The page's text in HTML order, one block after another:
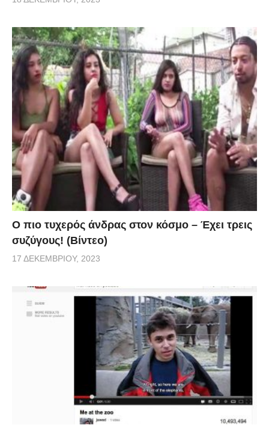
Ο πιο τυχερός άνδρας στον κόσμο – Έχει τρεις
συζύγους! (Βίντεο)
17 ΔΕΚΕΜΒΡΊΟΥ, 2023